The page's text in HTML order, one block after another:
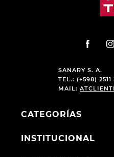
SANARY S. A.
TEL.: (+598) 2511
MAIL:
CATEGORÍAS
INSTITUCIONAL